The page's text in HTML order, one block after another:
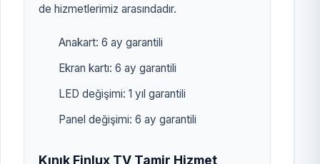
de hizmetlerimiz arasındadır.
Anakart: 6 ay garantili
Ekran kartı: 6 ay garantili
LED değişimi: 1 yıl garantili
Panel değişimi: 6 ay garantili
Kınık Finlux TV Tamir Hizmet